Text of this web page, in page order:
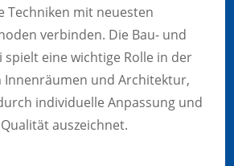
Techniken mit neuesten
verbinden. Die Bau- und
eine wichtige Rolle in der
Innenräumen und Architektur,
individuelle Anpassung und
auszeichnet.